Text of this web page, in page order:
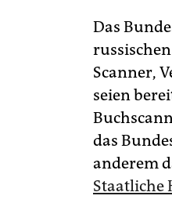
Das
Scanner,
seien
das
anderem
Staatliche